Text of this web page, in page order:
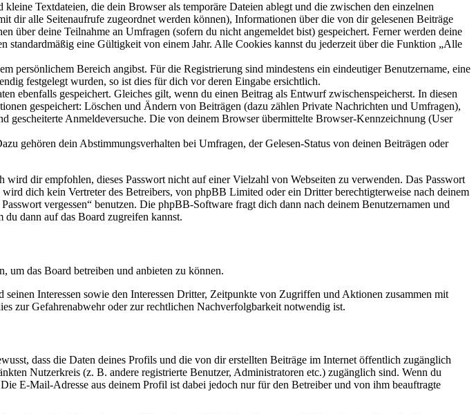
Textdateien, die dein Browser als temporäre Dateien ablegt und die zwischen den einzelnen
dir alle Seitenaufrufe zugeordnet werden können), Informationen über die von dir gelesenen Beiträge
über deine Teilnahme an Umfragen (sofern du nicht angemeldet bist) gespeichert. Ferner werden deine
eine Gültigkeit von einem Jahr. Alle Cookies kannst du jederzeit über die Funktion „Alle
persönlichem Bereich angibst. Für die Registrierung sind mindestens ein eindeutiger Benutzername, eine
festgelegt wurden, so ist dies für dich vor deren Eingabe ersichtlich.
ebenfalls gespeichert. Gleiches gilt, wenn du einen Beitrag als Entwurf zwischenspeicherst. In diesen
gespeichert: Löschen und Ändern von Beiträgen (dazu zählen Private Nachrichten und Umfragen),
Anmeldeversuche. Die von deinem Browser übermittelte Browser-Kennzeichnung (User
gehören dein Abstimmungsverhalten bei Umfragen, der Gelesen-Status von deinen Beiträgen oder
dir empfohlen, dieses Passwort nicht auf einer Vielzahl von Webseiten zu verwenden. Das Passwort
dich kein Vertreter des Betreibers, von phpBB Limited oder ein Dritter berechtigterweise nach deinem
vergessen“ benutzen. Die phpBB-Software fragt dich dann nach deinem Benutzernamen und
du dann auf das Board zugreifen kannst.
um das Board betreiben und anbieten zu können.
Interessen sowie den Interessen Dritter, Zeitpunkte von Zugriffen und Aktionen zusammen mit
zur Gefahrenabwehr oder zur rechtlichen Nachverfolgbarkeit notwendig ist.
dass die Daten deines Profils und die von dir erstellten Beiträge im Internet öffentlich zugänglich
Nutzerkreis (z. B. andere registrierte Benutzer, Administratoren etc.) zugänglich sind. Wenn du
E-Mail-Adresse aus deinem Profil ist dabei jedoch nur für den Betreiber und von ihm beauftragte